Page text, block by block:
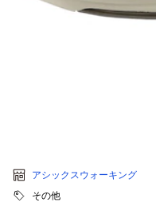
アシックスウォーキング
その他